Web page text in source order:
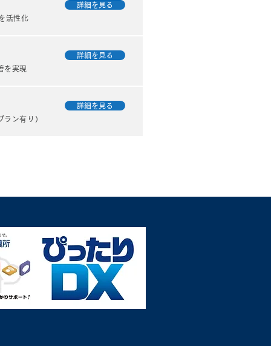
みたら、どうなる？？
活性化
詳細を見る
を実現
詳細を見る
ン有り）
詳細を見る